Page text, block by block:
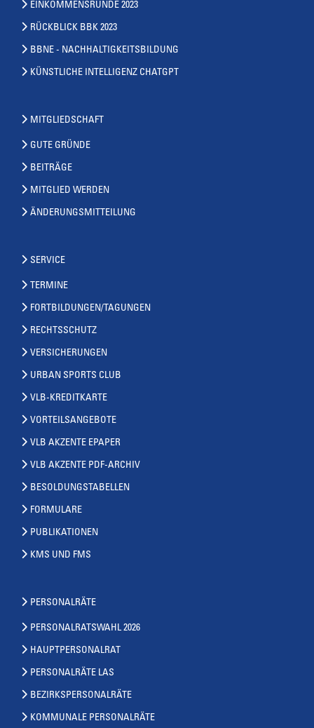
EINKOMMENSRUNDE 2023
RÜCKBLICK BBK 2023
BBNE - NACHHALTIGKEITSBILDUNG
KÜNSTLICHE INTELLIGENZ CHATGPT
MITGLIEDSCHAFT
GUTE GRÜNDE
BEITRÄGE
MITGLIED WERDEN
ÄNDERUNGSMITTEILUNG
SERVICE
TERMINE
FORTBILDUNGEN/TAGUNGEN
RECHTSSCHUTZ
VERSICHERUNGEN
URBAN SPORTS CLUB
VLB-KREDITKARTE
VORTEILSANGEBOTE
VLB AKZENTE EPAPER
VLB AKZENTE PDF-ARCHIV
BESOLDUNGSTABELLEN
FORMULARE
PUBLIKATIONEN
KMS UND FMS
PERSONALRÄTE
PERSONALRATSWAHL 2026
HAUPTPERSONALRAT
PERSONALRÄTE LAS
BEZIRKSPERSONALRÄTE
KOMMUNALE PERSONALRÄTE